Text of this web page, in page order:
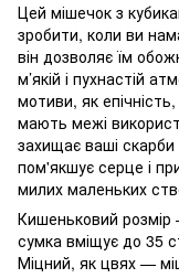
Цей мішечок з
зробити, коли ви
він дозволяє їм
м’якій і пухнастій
мотиви, як
мають межі
захищає ваші
пом'якшує серце і
милих маленьких
Кишеньковий
сумка вміщує до 35
Міцний, як цвях —